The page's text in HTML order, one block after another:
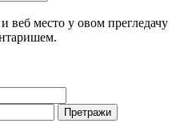
веб место у овом прегледачу